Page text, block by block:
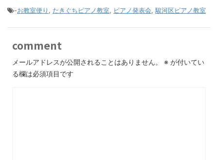
-お教室便り , たきぐちピアノ教室, ピアノ発表会, 駿河区ピアノ教室
comment
メールアドレスが公開されることはありません。 ※ が付いてい
る欄は必須項目です